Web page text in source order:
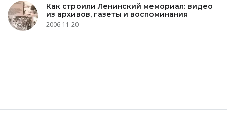
Как строили Ленинский мемориал: видео
из архивов, газеты и воспоминания
2006-11-20